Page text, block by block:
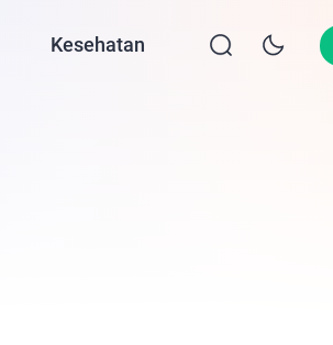
Kesehatan Lifestyle